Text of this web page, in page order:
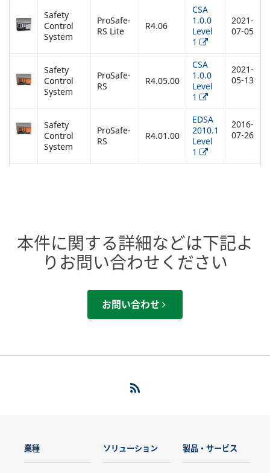
Safety
Control
System
ProSafe-
RS Lite
R4.06
CSA
1.0.0
Level
1
2021-
07-05
Safety
Control
System
ProSafe-
RS
R4.05.00
CSA
1.0.0
Level
1
2021-
05-13
Safety
Control
System
ProSafe-
RS
R4.01.00
EDSA
2010.1
Level
1
2016-
07-26
本件に関する詳細などは下記よ
りお問い合わせください
お問い合わせ
業種 ソリューション 製品・サービス